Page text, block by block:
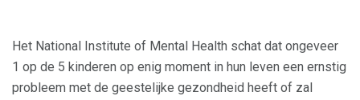
Het National Institute of Mental Health schat dat ongeveer
1 op de 5 kinderen op enig moment in hun leven een ernstig
probleem met de geestelijke gezondheid heeft of zal